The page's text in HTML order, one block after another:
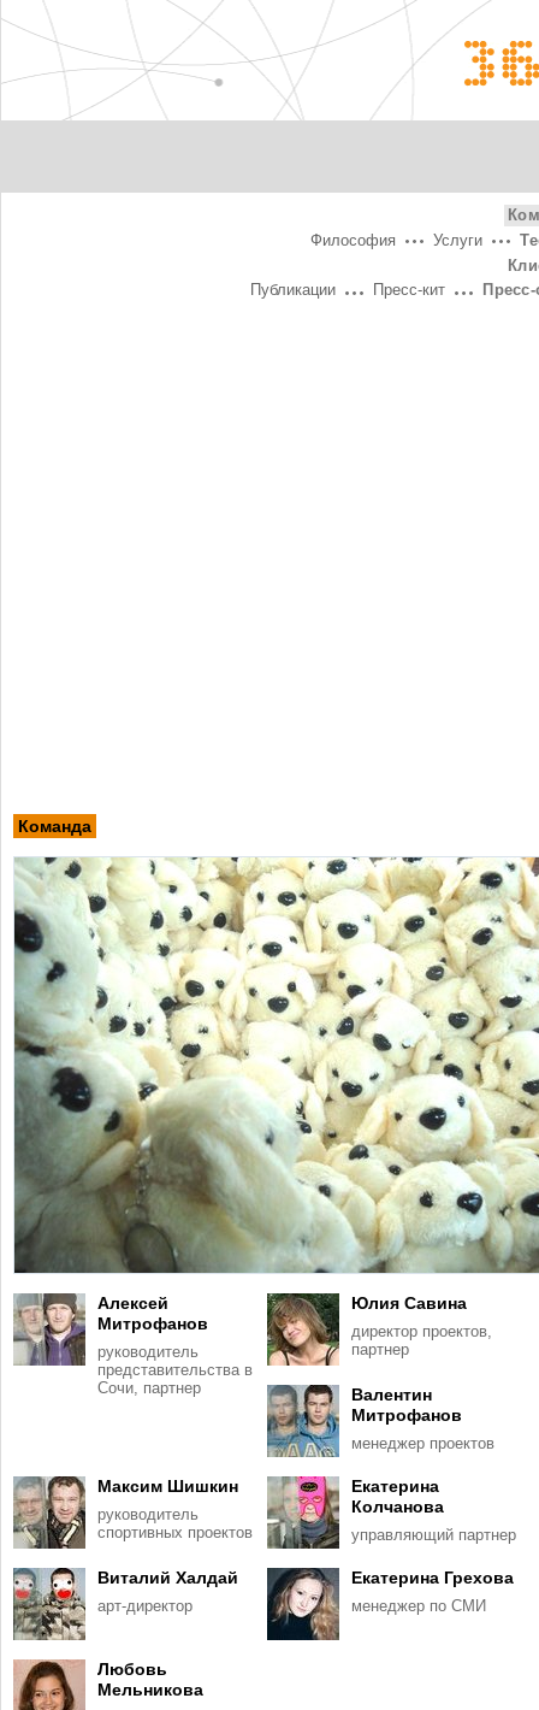
Услуги
Философия
Пресс-кит
Публикации
Команда
Алексей
Митрофанов
руководитель
представительства в
Сочи, партнер
Юлия Савина
директор проектов,
партнер
Валентин
Митрофанов
менеджер проектов
Максим Шишкин
руководитель
спортивных проектов
Екатерина
Колчанова
управляющий партнер
Виталий Халдай
арт-директор
Екатерина Грехова
менеджер по СМИ
Любовь
Мельникова